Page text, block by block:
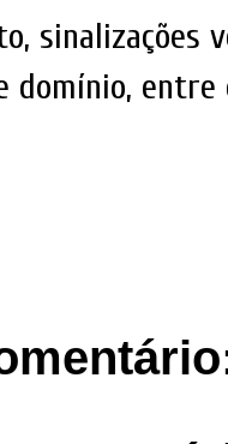
sinalizações
domínio,